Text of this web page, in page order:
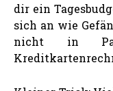
dir ein
sich an wie
nicht in